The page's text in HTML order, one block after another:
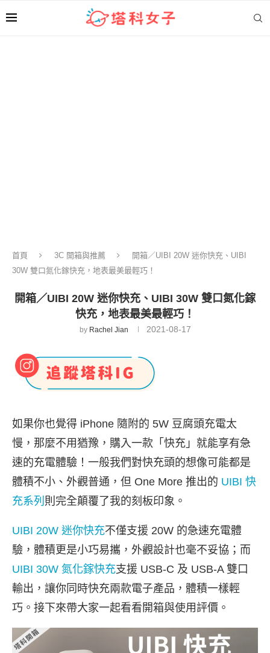
首頁 3C 開箱與推薦
開箱／UIBI 20W 迷你快充、UIBI
30W 雙口氮化鎵快充，地表最美最輕巧！
開箱／UIBI 20W 迷你快充、UIBI 30W 雙口氮化鎵
快充，地表最美最輕巧！
by Rachel Jian 2021-08-17
如果你也覺得 iPhone 隨附的 5W 豆腐頭充電太
慢，那麼不用猶豫，購入一款「快充」就能享有急
速的充電體驗！一般我們對快充頭的想像可能都是
體積不小、外觀普通，但 One More 推出的 UIBI 快
充系列 則完全顛覆了我的刻板印象。
UIBI 20W 迷你快充不僅支援 20W 的急速充電體
驗，體積更是小巧易攜，外觀設計也毫不妥協；而
UIBI 30W 氮化鎵快充支援 USB-C 及 USB-A 雙口
輸出，讓你同時快充兩款電子產品，體積一樣輕
巧。接下來帶大家一起看看開箱與使用評價。